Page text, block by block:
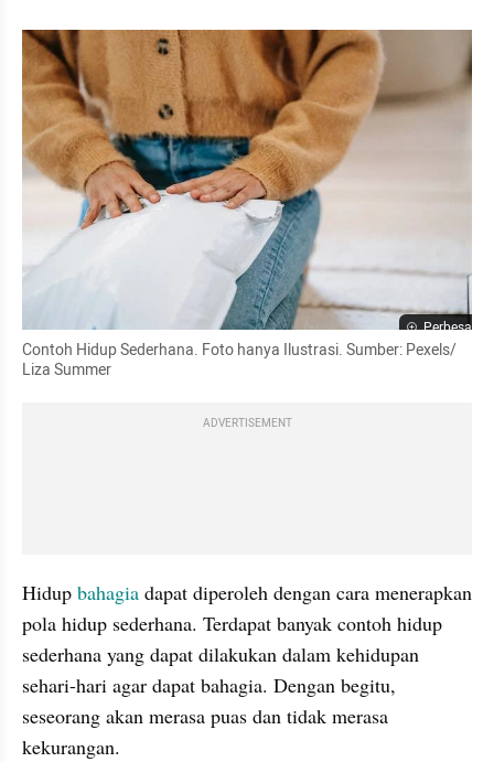
Perbesar
Contoh Hidup Sederhana. Foto hanya Ilustrasi. Sumber: Pexels/
Liza Summer
ADVERTISEMENT
Hidup bahagia dapat diperoleh dengan cara menerapkan
pola hidup sederhana. Terdapat banyak contoh hidup
sederhana yang dapat dilakukan dalam kehidupan
sehari-hari agar dapat bahagia. Dengan begitu,
seseorang akan merasa puas dan tidak merasa
kekurangan.